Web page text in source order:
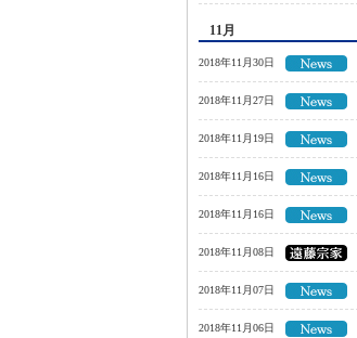
11月
2018年11月30日
2018年11月27日
2018年11月19日
2018年11月16日
2018年11月16日
2018年11月08日
2018年11月07日
2018年11月06日